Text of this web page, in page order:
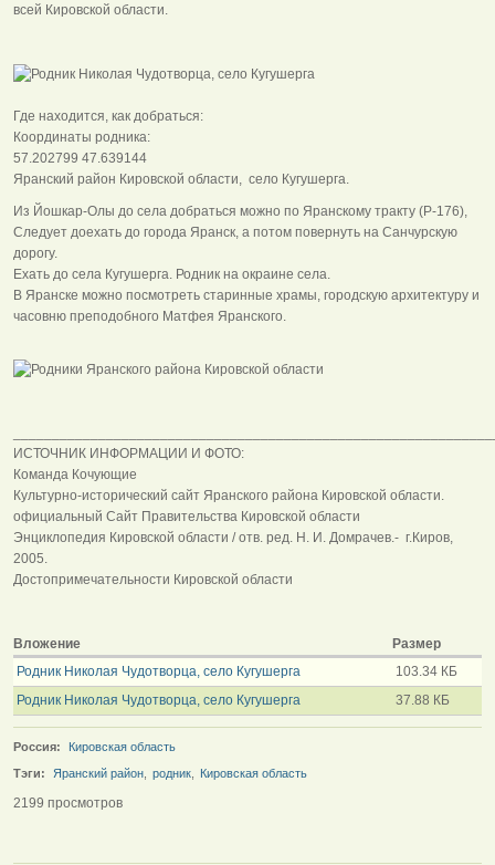
всей Кировской области.
Где находится, как добраться:
Координаты родника:
57.202799 47.639144
Яранский район Кировской области, село Кугушерга.
Из Йошкар-Олы до села добраться можно по Яранскому тракту (Р-176),
Следует доехать до города Яранск, а потом повернуть на Санчурскую
дорогу.
Ехать до села Кугушерга. Родник на окраине села.
В Яранске можно посмотреть старинные храмы, городскую архитектуру и
часовню преподобного Матфея Яранского.
ИСТОЧНИК ИНФОРМАЦИИ И ФОТО:
Команда Кочующие
Культурно-исторический сайт Яранского района Кировской области.
официальный Сайт Правительства Кировской области
Энциклопедия Кировской области / отв. ред. Н. И. Домрачев.- г.Киров,
2005.
Достопримечательности Кировской области
Вложение
Размер
Родник Николая Чудотворца, село Кугушерга
103.34 КБ
Родник Николая Чудотворца, село Кугушерга
37.88 КБ
Россия:
Кировская область
Тэги:
Яранский район родник Кировская область
2199 просмотров